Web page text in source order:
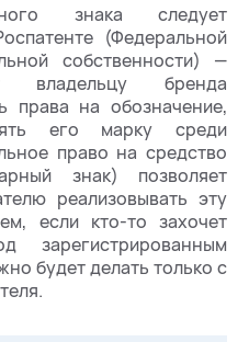
знака следует
(Федеральной
собственности) —
владельцу бренда
права на обозначение,
его марку среди
право на средство
знак) позволяет
реализовывать эту
если кто-то захочет
зарегистрированным
будет делать только с